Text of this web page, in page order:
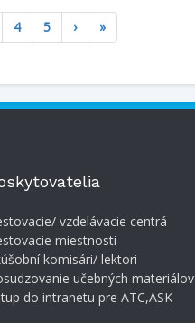
4 5 › »
vzdelávacie centrá
miestnosti
komisári/ lektori
učebných materiálov
do intranetu pre ATC,ASK